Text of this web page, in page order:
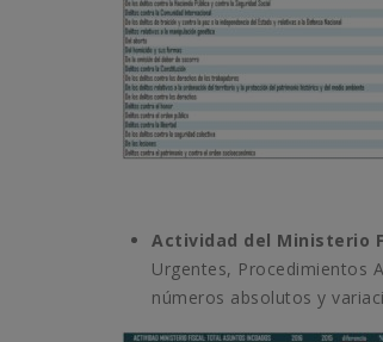
Actividad del Ministerio
Urgentes, Procedimientos
números absolutos y